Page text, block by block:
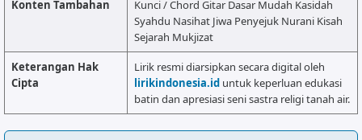
Konten Tambahan
Kunci / Chord Gitar Dasar Mudah Kasidah
Syahdu Nasihat Jiwa Penyejuk Nurani Kisah
Sejarah Mukjizat
Keterangan Hak
Cipta
Lirik resmi diarsipkan secara digital oleh
lirikindonesia.id untuk keperluan edukasi
batin dan apresiasi seni sastra religi tanah air.